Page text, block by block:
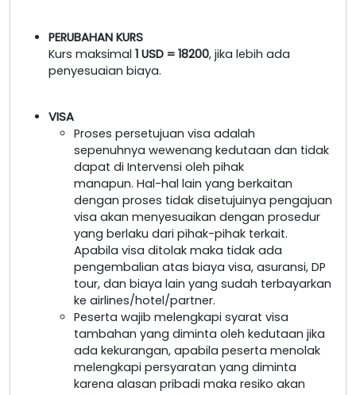
PERUBAHAN KURS
Kurs maksimal 1 USD = 18200, jika lebih ada
penyesuaian biaya.
VISA
Proses persetujuan visa adalah
sepenuhnya wewenang kedutaan dan tidak
dapat di Intervensi oleh pihak
manapun. Hal-hal lain yang berkaitan
dengan proses tidak disetujuinya pengajuan
visa akan menyesuaikan dengan prosedur
yang berlaku dari pihak-pihak terkait.
Apabila visa ditolak maka tidak ada
pengembalian atas biaya visa, asuransi, DP
tour, dan biaya lain yang sudah terbayarkan
ke airlines/hotel/partner.
Peserta wajib melengkapi syarat visa
tambahan yang diminta oleh kedutaan jika
ada kekurangan, apabila peserta menolak
melengkapi persyaratan yang diminta
karena alasan pribadi maka resiko akan